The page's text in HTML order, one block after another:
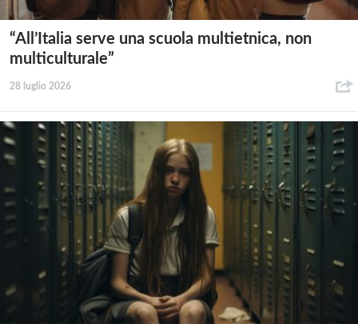
“All’Italia serve una scuola multietnica, non
multiculturale”
28 luglio 2026